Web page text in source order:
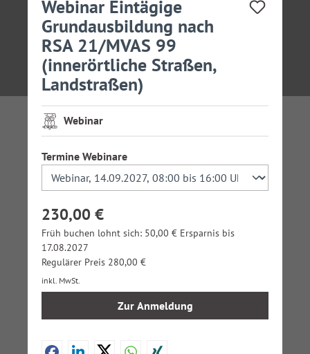
Webinar Eintägige
Grundausbildung nach
RSA 21/MVAS 99
(innerörtliche Straßen,
Landstraßen)
Webinar
Termine Webinareauswählen
230,00 €
Früh buchen lohnt sich: 50,00 € Ersparnis bis
17.08.2027
Regulärer Preis 280,00 €
inkl. MwSt.
Zur Anmeldung